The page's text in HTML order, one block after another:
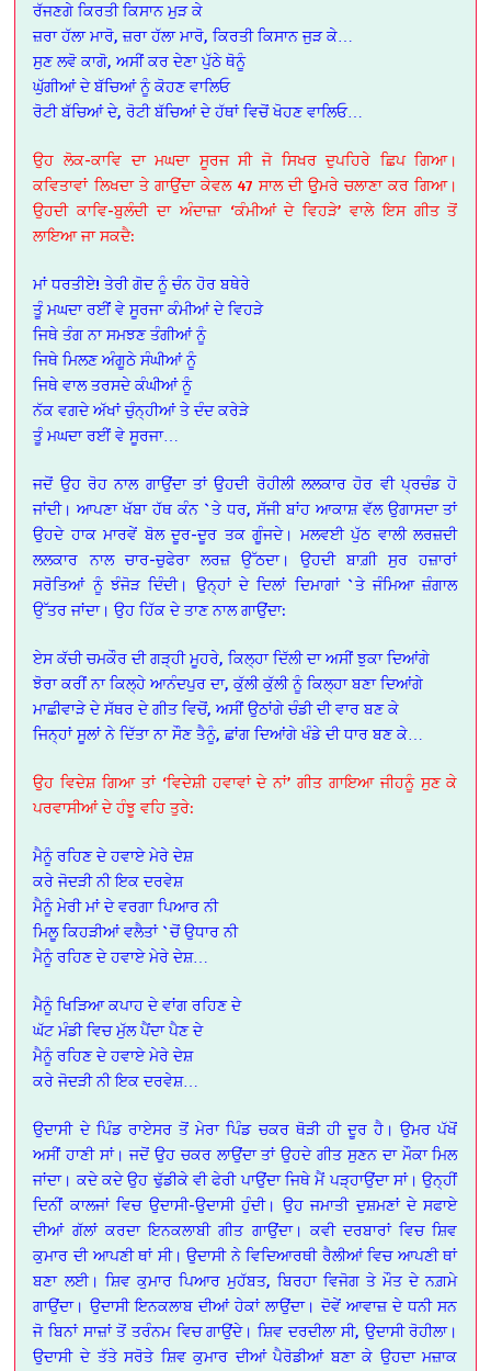
ਰੱਜਣਗੇ ਕਿਰਤੀ ਕਿਸਾਨ ਮੁੜ ਕੇ
ਜ਼ਰਾ ਹੱਲਾ ਮਾਰੋ, ਜ਼ਰਾ ਹੱਲਾ ਮਾਰੋ, ਕਿਰਤੀ ਕਿਸਾਨ ਜੁੜ ਕੇ…
ਸੁਣ ਲਵੋ ਕਾਗੋ, ਅਸੀਂ ਕਰ ਦੇਣਾ ਪੁੱਠੇ ਥੋਨੂੰ
ਘੁੱਗੀਆਂ ਦੇ ਬੱਚਿਆਂ ਨੂੰ ਕੋਹਣ ਵਾਲਿਓ
ਰੋਟੀ ਬੱਚਿਆਂ ਦੇ, ਰੋਟੀ ਬੱਚਿਆਂ ਦੇ ਹੱਥਾਂ ਵਿਚੋਂ ਖੋਹਣ ਵਾਲਿਓ…
ਉਹ ਲੋਕ-ਕਾਵਿ ਦਾ ਮਘਦਾ ਸੂਰਜ ਸੀ ਜੋ ਸਿਖਰ ਦੁਪਹਿਰੇ ਛਿਪ ਗਿਆ।
ਕਵਿਤਾਵਾਂ ਲਿਖਦਾ ਤੇ ਗਾਉਂਦਾ ਕੇਵਲ 47 ਸਾਲ ਦੀ ਉੁਮਰੇ ਚਲਾਣਾ ਕਰ ਗਿਆ।
ਉਹਦੀ ਕਾਵਿ-ਬੁਲੰਦੀ ਦਾ ਅੰਦਾਜ਼ਾ ‘ਕੰਮੀਆਂ ਦੇ ਵਿਹੜੇ’ ਵਾਲੇ ਇਸ ਗੀਤ ਤੋਂ
ਲਾਇਆ ਜਾ ਸਕਦੈ:
ਮਾਂ ਧਰਤੀਏ! ਤੇਰੀ ਗੋਦ ਨੂੰ ਚੰਨ ਹੋਰ ਬਥੇਰੇ
ਤੂੰ ਮਘਦਾ ਰਈਂਂ ਵੇ ਸੂਰਜਾ ਕੰਮੀਆਂ ਦੇ ਵਿਹੜੇ
ਜਿਥੇ ਤੰਗ ਨਾ ਸਮਝਣ ਤੰਗੀਆਂ ਨੂੰ
ਜਿਥੇ ਮਿਲਣ ਅੰਗੂਠੇ ਸੰਘੀਆਂ ਨੂੰ
ਜਿਥੇ ਵਾਲ ਤਰਸਦੇ ਕੰਘੀਆਂ ਨੂੰ
ਨੱਕ ਵਗਦੇ ਅੱਖਾਂ ਚੁੰਨ੍ਹੀਆਂ ਤੇ ਦੰਦ ਕਰੇੜੇ
ਤੂੰ ਮਘਦਾ ਰਈਂ ਵੇ ਸੂਰਜਾ…
ਜਦੋਂ ਉਹ ਰੋਹ ਨਾਲ ਗਾਉਂਦਾ ਤਾਂ ਉਹਦੀ ਰੋਹੀਲੀ ਲਲਕਾਰ ਹੋਰ ਵੀ ਪ੍ਰਚੰਡ ਹੋ
ਜਾਂਦੀ। ਆਪਣਾ ਖੱਬਾ ਹੱਥ ਕੰਨ `ਤੇ ਧਰ, ਸੱਜੀ ਬਾਂਹ ਆਕਾਸ਼ ਵੱਲ ਉਗਾਸਦਾ ਤਾਂ
ਉਹਦੇ ਹਾਕ ਮਾਰਵੇਂ ਬੋਲ ਦੂਰ-ਦੂਰ ਤਕ ਗੂੰਜਦੇ। ਮਲਵਈ ਪੁੱਠ ਵਾਲੀ ਲਰਜ਼ਦੀ
ਲਲਕਾਰ ਨਾਲ ਚਾਰ-ਚੁਫੇਰਾ ਲਰਜ਼ ਉੱਠਦਾ। ਉਹਦੀ ਬਾਗ਼ੀ ਸੁਰ ਹਜ਼ਾਰਾਂ
ਸਰੋਤਿਆਂ ਨੂੰ ਝੰਜੋੜ ਦਿੰਦੀ। ਉਨ੍ਹਾਂ ਦੇ ਦਿਲਾਂ ਦਿਮਾਗਾਂ `ਤੇ ਜੰਮਿਆ ਜ਼ੰਗਾਲ
ਉੱਤਰ ਜਾਂਦਾ। ਉਹ ਹਿੱਕ ਦੇ ਤਾਣ ਨਾਲ ਗਾਉਂਦਾ:
ਏਸ ਕੱਚੀ ਚਮਕੌਰ ਦੀ ਗੜ੍ਹੀ ਮੂਹਰੇ, ਕਿਲ੍ਹਾ ਦਿੱਲੀ ਦਾ ਅਸੀਂ ਝੁਕਾ ਦਿਆਂਗੇ
ਝੋਰਾ ਕਰੀਂ ਨਾ ਕਿਲ੍ਹੇ ਆਨੰਦਪੁਰ ਦਾ, ਕੁੱਲੀ ਕੁੱਲੀ ਨੂੰ ਕਿਲ੍ਹਾ ਬਣਾ ਦਿਆਂਗੇ
ਮਾਛੀਵਾੜੇ ਦੇ ਸੱਥਰ ਦੇ ਗੀਤ ਵਿਚੋਂ, ਅਸੀਂ ਉਠਾਂਗੇ ਚੰਡੀ ਦੀ ਵਾਰ ਬਣ ਕੇ
ਜਿਨ੍ਹਾਂ ਸੂਲਾਂ ਨੇ ਦਿੱਤਾ ਨਾ ਸੌਣ ਤੈਨੂੰ, ਛਾਂਗ ਦਿਆਂਗੇ ਖੰਡੇ ਦੀ ਧਾਰ ਬਣ ਕੇ…
ਉਹ ਵਿਦੇਸ਼ ਗਿਆ ਤਾਂ ‘ਵਿਦੇਸ਼ੀ ਹਵਾਵਾਂ ਦੇ ਨਾਂ’ ਗੀਤ ਗਾਇਆ ਜੀਹਨੂੰ ਸੁਣ ਕੇ
ਪਰਵਾਸੀਆਂ ਦੇ ਹੰਝੂ ਵਹਿ ਤੁਰੇ:
ਮੈਨੂੰ ਰਹਿਣ ਦੇ ਹਵਾਏ ਮੇਰੇ ਦੇਸ਼
ਕਰੇ ਜੋਦੜੀ ਨੀ ਇਕ ਦਰਵੇਸ਼
ਮੈਨੂੰ ਮੇਰੀ ਮਾਂ ਦੇ ਵਰਗਾ ਪਿਆਰ ਨੀ
ਮਿਲੂ ਕਿਹੜੀਆਂ ਵਲੈਤਾਂ `ਚੋਂ ਉਧਾਰ ਨੀ
ਮੈਨੂੰ ਰਹਿਣ ਦੇ ਹਵਾਏ ਮੇਰੇ ਦੇਸ਼…
ਮੈਨੂੰ ਖਿੜਿਆ ਕਪਾਹ ਦੇ ਵਾਂਗ ਰਹਿਣ ਦੇ
ਘੱਟ ਮੰਡੀ ਵਿਚ ਮੁੱਲ ਪੈਂਦਾ ਪੈਣ ਦੇ
ਮੈਨੂੰ ਰਹਿਣ ਦੇ ਹਵਾਏ ਮੇਰੇ ਦੇਸ਼
ਕਰੇ ਜੋਦੜੀ ਨੀ ਇਕ ਦਰਵੇਸ਼…
ਉਦਾਸੀ ਦੇ ਪਿੰਡ ਰਾਏਸਰ ਤੋਂ ਮੇਰਾ ਪਿੰਡ ਚਕਰ ਥੋੜੀ ਹੀ ਦੂਰ ਹੈ। ਉਮਰ ਪੱਖੋਂ
ਅਸੀਂ ਹਾਣੀ ਸਾਂ। ਜਦੋਂ ਉਹ ਚਕਰ ਲਾਉਂਦਾ ਤਾਂ ਉਹਦੇ ਗੀਤ ਸੁਣਨ ਦਾ ਮੌਕਾ ਮਿਲ
ਜਾਂਦਾ। ਕਦੇ ਕਦੇ ਉਹ ਢੁੱਡੀਕੇ ਵੀ ਫੇਰੀ ਪਾਉਂਦਾ ਜਿਥੇ ਮੈਂ ਪੜ੍ਹਾਉਂਦਾ ਸਾਂ। ਉਨ੍ਹੀਂ
ਦਿਨੀਂ ਕਾਲਜਾਂ ਵਿਚ ਉਦਾਸੀ-ਉਦਾਸੀ ਹੁੰਦੀ। ਉਹ ਜਮਾਤੀ ਦੁਸ਼ਮਣਾਂ ਦੇ ਸਫਾਏ
ਦੀਆਂ ਗੱਲਾਂ ਕਰਦਾ ਇਨਕਲਾਬੀ ਗੀਤ ਗਾਉਂਦਾ। ਕਵੀ ਦਰਬਾਰਾਂ ਵਿਚ ਸ਼ਿਵ
ਕੁਮਾਰ ਦੀ ਆਪਣੀ ਥਾਂ ਸੀ। ਉਦਾਸੀ ਨੇ ਵਿਦਿਆਰਥੀ ਰੈਲੀਆਂ ਵਿਚ ਆਪਣੀ ਥਾਂ
ਬਣਾ ਲਈ। ਸ਼ਿਵ ਕੁਮਾਰ ਪਿਆਰ ਮੁਹੱਬਤ, ਬਿਰਹਾ ਵਿਜੋਗ ਤੇ ਮੌਤ ਦੇ ਨਗ਼ਮੇ
ਗਾਉਂਦਾ। ਉਦਾਸੀ ਇਨਕਲਾਬ ਦੀਆਂ ਹੇਕਾਂ ਲਾਉਂਦਾ। ਦੋਵੇਂ ਆਵਾਜ਼ ਦੇ ਧਨੀ ਸਨ
ਜੋ ਬਿਨਾਂ ਸਾਜ਼ਾਂ ਤੋਂ ਤਰੰਨਮ ਵਿਚ ਗਾਉਂਦੇ। ਸ਼ਿਵ ਦਰਦੀਲਾ ਸੀ, ਉਦਾਸੀ ਰੋਹੀਲਾ।
ਉਦਾਸੀ ਦੇ ਤੱਤੇ ਸਰੋਤੇ ਸ਼ਿਵ ਕੁਮਾਰ ਦੀਆਂ ਪੈਰੋਡੀਆਂ ਬਣਾ ਕੇ ਉਹਦਾ ਮਜ਼ਾਕ